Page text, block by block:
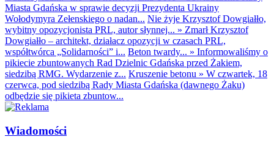
Miasta Gdańska w sprawie decyzji Prezydenta Ukrainy
Wołodymyra Zełenskiego o nadan... Nie żyje Krzysztof Dowgiałło,
wybitny opozycjonista PRL, autor słynnej... » Zmarł Krzysztof
Dowgiałło – architekt, działacz opozycji w czasach PRL,
współtwórca „Solidarności” i... Beton twardy... » Informowaliśmy o
pikiecie zbuntowanych Rad Dzielnic Gdańska przed Żakiem,
siedzibą RMG. Wydarzenie z... Kruszenie betonu » W czwartek, 18
czerwca, pod siedzibą Rady Miasta Gdańska (dawnego Żaku)
odbędzie się pikieta zbuntow...
Wiadomości